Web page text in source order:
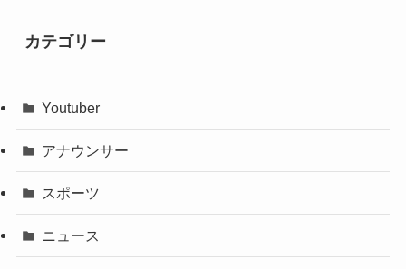
カテゴリー
Youtuber
アナウンサー
スポーツ
ニュース